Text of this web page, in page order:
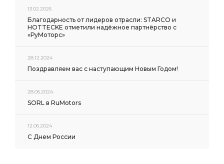
13.02.2026
Благодарность от лидеров отрасли: STARCO и
HOTTECKE отметили надёжное партнёрство с
«РуМоторс»
28.12.2024
Поздравляем вас с наступающим Новым Годом!
28.06.2024
SORL в RuMotors
12.06.2024
С Днем России